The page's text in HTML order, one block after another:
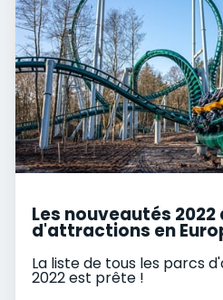
Les nouveautés
d'attractions en
La liste de tous les parcs
2022 est prête !